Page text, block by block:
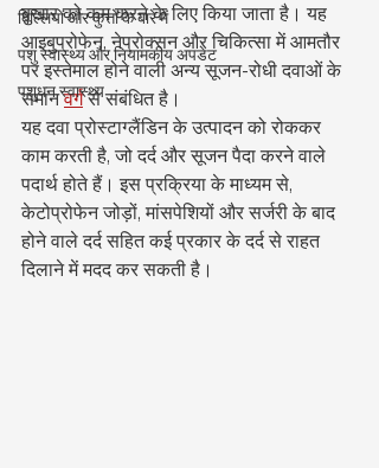
बिल्लियों और कुत्तों के बारे में
पशु स्वास्थ्य और नियामकीय अपडेट
पशुधन स्वास्थ्य
बुखार को कम करने के लिए किया जाता है। यह
आइबुप्रोफेन, नेप्रोक्सन और चिकित्सा में आमतौर
पर इस्तेमाल होने वाली अन्य सूजन-रोधी दवाओं के
समान वर्ग से संबंधित है।
यह दवा प्रोस्टाग्लैंडिन के उत्पादन को रोककर
काम करती है, जो दर्द और सूजन पैदा करने वाले
पदार्थ होते हैं। इस प्रक्रिया के माध्यम से,
केटोप्रोफेन जोड़ों, मांसपेशियों और सर्जरी के बाद
होने वाले दर्द सहित कई प्रकार के दर्द से राहत
दिलाने में मदद कर सकती है।